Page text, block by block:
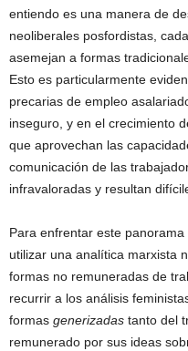
entiendo es una manera de
neoliberales posfordistas,
asemejan a formas
Esto es particularmente
precarias de empleo
inseguro, y en el crecimiento
que aprovechan las
comunicación de las
infravaloradas y resultan
Para enfrentar este
utilizar una analítica marxista
formas no remuneradas de
recurrir a los análisis
formas generizadas tanto del
remunerado por sus ideas